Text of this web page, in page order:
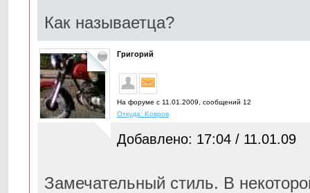
Как называетца?
Григoрий
На форуме с 11.01.2009, cообщений 12
Откуда: Kовров
Добавлено: 17:04 / 11.01.09
Замечательный стиль. В